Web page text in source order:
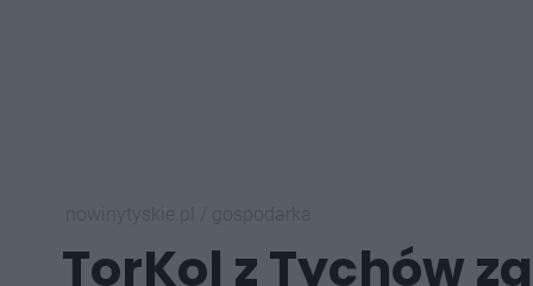
TorKol z Tychów